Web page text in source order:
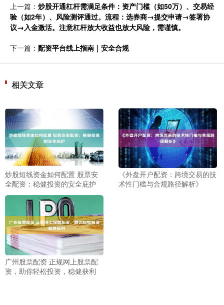
上一篇： 炒股开通杠杆需满足条件：资产门槛（如50万）、交易经
验（如2年）、风险测评通过。流程：选券商→提交申请→签署协
议→入金激活。注意杠杆放大收益也放大风险，需谨慎。
下一篇： 配资平台线上指南｜安全合规
相关文章
炒股短线资金如何配置 股票安
全配资：稳健投资的安全庇护
《外盘开户配资：跨境交易的技
术性门槛与合规路径解析》
广州股票配资 正规网上股票配
资，助你轻松投资，稳健获利